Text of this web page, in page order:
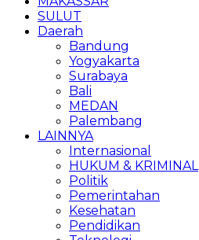
SULUT
Daerah
Bandung
Yogyakarta
Surabaya
Bali
MEDAN
Palembang
LAINNYA
Internasional
HUKUM & KRIMINAL
Politik
Pemerintahan
Kesehatan
Pendidikan